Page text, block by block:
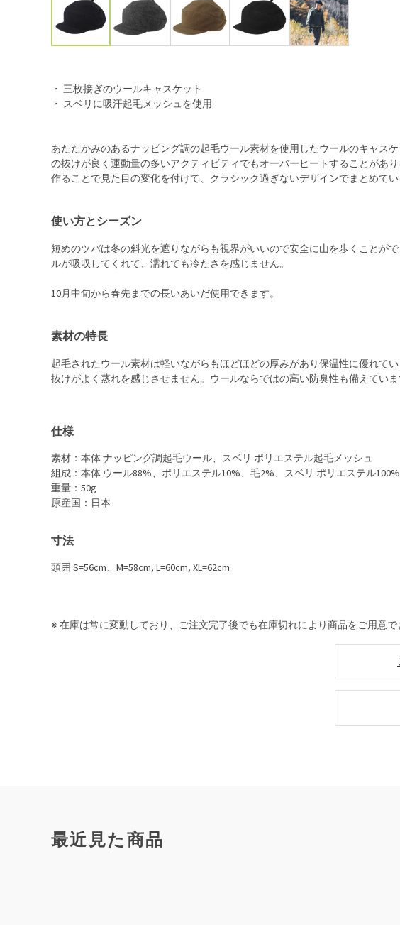
・ 三枚接ぎのウールキャスケット
・ スベリに吸汗起毛メッシュを使用
あたたかみのあるナッピング調の起毛ウール素材を使用したウールのキャス
の抜けが良く運動量の多いアクティビティでもオーバーヒートすることがあ
作ることで見た目の変化を付けて、クラシック過ぎないデザインでまとめてい
使い方とシーズン
短めのツバは冬の斜光を遮りながらも視界がいいので安全に山を歩くことが
ルが吸収してくれて、濡れても冷たさを感じません。
10月中旬から春先までの長いあいだ使用できます。
素材の特長
起毛されたウール素材は軽いながらもほどほどの厚みがあり保温性に優れて
抜けがよく蒸れを感じさせません。ウールならではの高い防臭性も備えていま
仕様
素材：本体 ナッピング調起毛ウール、スベリ ポリエステル起毛メッシュ
組成：本体 ウール88%、ポリエステル10%、毛2%、スベリ ポリエステル100%
重量：50g
原産国：日本
寸法
頭囲 S=56cm、M=58cm, L=60cm, XL=62cm
※ 在庫は常に変動しており、ご注文完了後でも在庫切れにより商品をご用意
最近見た商品